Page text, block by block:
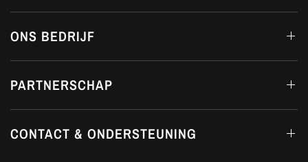
ONS BEDRIJF
PARTNERSCHAP
CONTACT & ONDERSTEUNING